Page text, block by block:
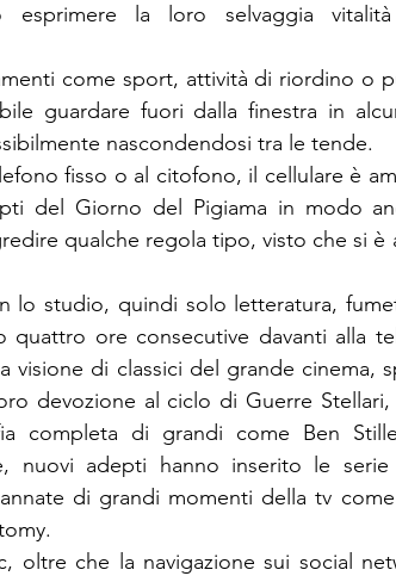
la loro selvaggia
come sport, attività di riordino o
guardare fuori dalla finestra in
nascondendosi tra le tende.
fisso o al citofono, il cellulare è
del Giorno del Pigiama in modo
qualche regola tipo, visto che si è
lo studio, quindi solo letteratura,
quattro ore consecutive davanti alla
visione di classici del grande cinema,
devozione al ciclo di Guerre
completa di grandi come Ben
nuovi adepti hanno inserito le
di grandi momenti della tv
oltre che la navigazione sui social